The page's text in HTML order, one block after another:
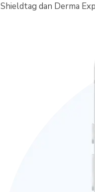
Shieldtag dan Derma